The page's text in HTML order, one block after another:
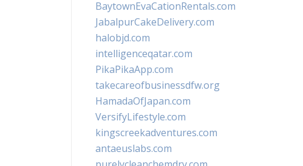
BaytownEvaCationRentals.com
JabalpurCakeDelivery.com
halobjd.com
intelligenceqatar.com
PikaPikaApp.com
takecareofbusinessdfw.org
HamadaOfJapan.com
VersifyLifestyle.com
kingscreekadventures.com
antaeuslabs.com